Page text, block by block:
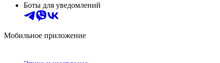
Боты для уведомлений
Мобильное приложение